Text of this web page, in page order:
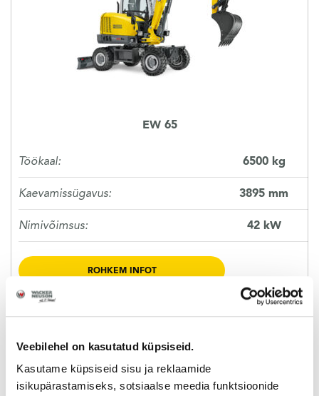
Veebilehel on kasutatud küpsiseid.
Kasutame küpsiseid sisu ja reklaamide
isikupärastamiseks, sotsiaalse meedia funktsioonide
KASUTATUD TEHNIKA
KARJÄÄR
EW 65
Töökaal: 6500 kg
Kaevamissügavus: 3895 mm
Nimivõimsus: 42 kW
ROHKEM INFOT